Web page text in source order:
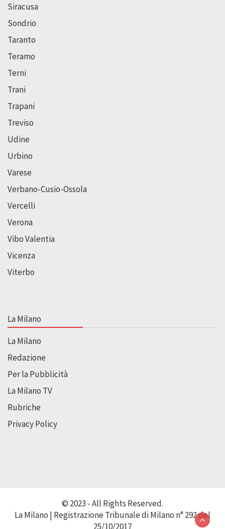
Siracusa
Sondrio
Taranto
Teramo
Terni
Trani
Trapani
Treviso
Udine
Urbino
Varese
Verbano-Cusio-Ossola
Vercelli
Verona
Vibo Valentia
Vicenza
Viterbo
La Milano
La Milano
Redazione
Per la Pubblicità
La Milano TV
Rubriche
Privacy Policy
© 2023 - All Rights Reserved.
La Milano | Registrazione Tribunale di Milano n° 292 del
25/10/2017